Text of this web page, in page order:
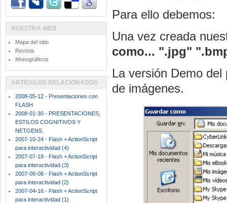
Para ello debemos:
Una vez creada
como... ".jpg"
La versión Demo
de imágenes.
NUESTRA WEB
Mapa del sitio
Revista
Monográficos
ARTÍCULOS RELACIONADOS
2008-05-12 - Presentaciones con
FLASH
2008-01-30 - PRESENTACIONES,
ESTILOS COGNITIVOS Y
NETGENS.
2007-10-24 - Flash + ActionScript
para interactividad (4)
2007-07-18 - Flash + ActionScript
para interactividad (3)
2007-06-08 - Flash + ActionScript
para interactividad (2)
2007-04-16 - Flash + ActionScript
para interactividad (1)